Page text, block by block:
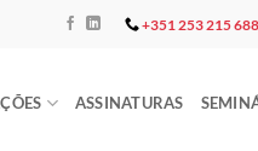
+351 253 215 688
ASSINATURAS